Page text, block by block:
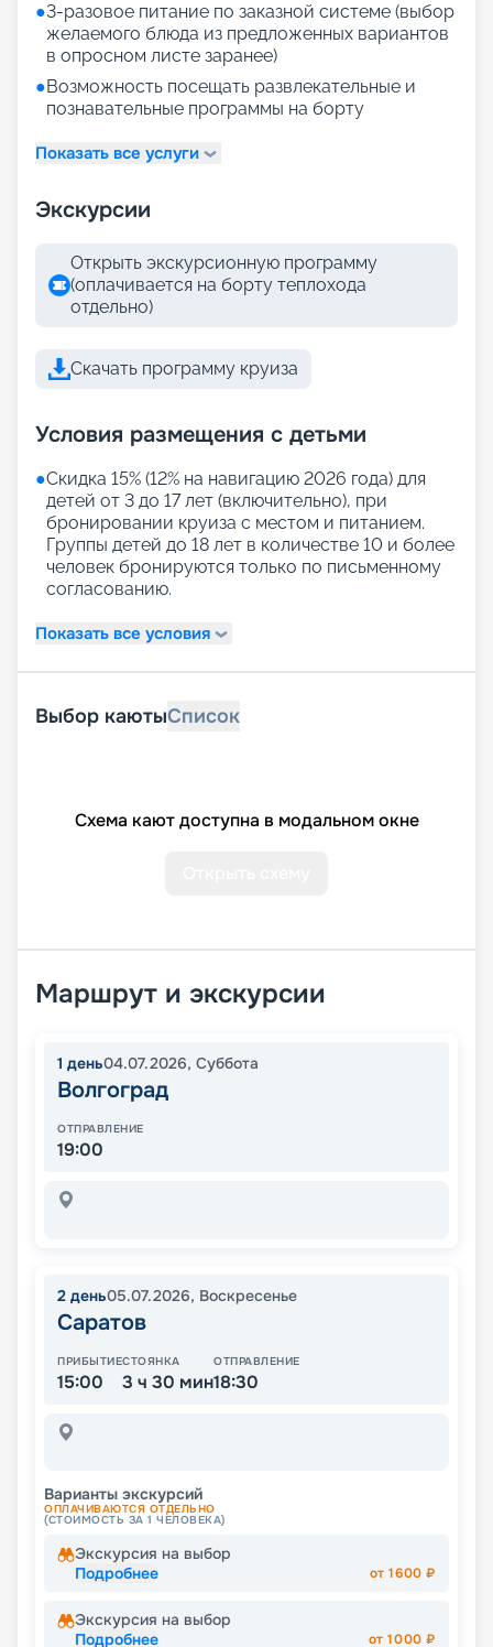
●3-разовое питание по заказной системе (выбор
желаемого блюда из предложенных вариантов
в опросном листе заранее)
●Возможность посещать развлекательные и
познавательные программы на борту
Показать все услуги
Экскурсии
Открыть экскурсионную программу
(оплачивается на борту теплохода
отдельно)
Скачать программу круиза
Условия размещения с детьми
●Скидка 15% (12% на навигацию 2026 года) для
детей от 3 до 17 лет (включительно), при
бронировании круиза с местом и питанием.
Группы детей до 18 лет в количестве 10 и более
человек бронируются только по письменному
согласованию.
Показать все условия
Выбор каютыСписок
Схема кают доступна в модальном окне
Маршрут и экскурсии
1 день04.07.2026, Суббота
Волгоград
ОТПРАВЛЕНИЕ
19:00
2 день05.07.2026, Воскресенье
Саратов
ПРИБЫТИЕ
15:00
СТОЯНКА
3 ч 30 мин
ОТПРАВЛЕНИЕ
18:30
Варианты экскурсий
ОПЛАЧИВАЮТСЯ ОТДЕЛЬНО
(СТОИМОСТЬ ЗА 1 ЧЕЛОВЕКА)
Экскурсия на выбор
Подробнее
от1600 ₽
Экскурсия на выбор
Подробнее
от1000 ₽